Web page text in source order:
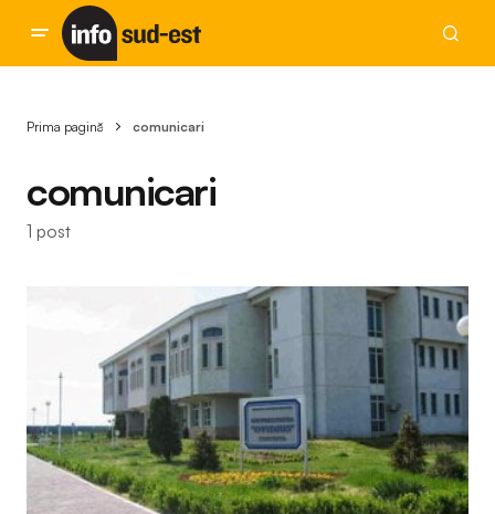
Prima pagină comunicari
comunicari
1 post